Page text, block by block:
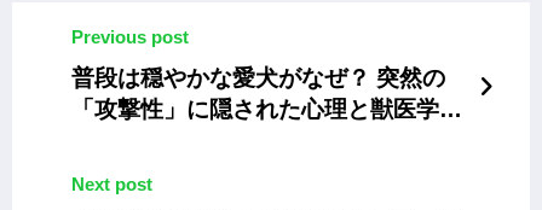
Previous post
普段は穏やかな愛犬がなぜ？ 突然の
「攻撃性」に隠された心理と獣医学的
Next post